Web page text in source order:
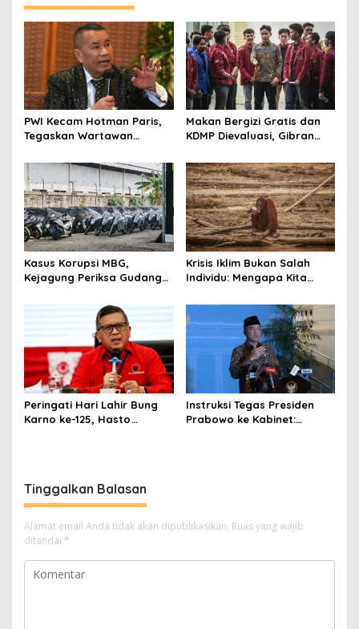
PWI Kecam Hotman Paris,
Tegaskan Wartawan
Makan Bergizi Gratis dan
KDMP Dievaluasi, Gibran
Diperbaiki
Kasus Korupsi MBG,
Kejagung Periksa Gudang
BGN
Krisis Iklim Bukan Salah
Individu: Mengapa Kita
“Tanggung Jawab
Pribadi”?
Peringati Hari Lahir Bung
Karno ke-125, Hasto
Instruksi Tegas Presiden
Prabowo ke Kabinet:
Tinggalkan Balasan
Alamat email Anda tidak akan dipublikasikan. Ruas yang wajib
ditandai *